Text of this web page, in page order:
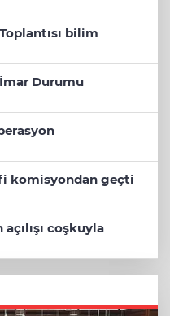
bilim
Durumu
komisyondan geçti
coşkuyla